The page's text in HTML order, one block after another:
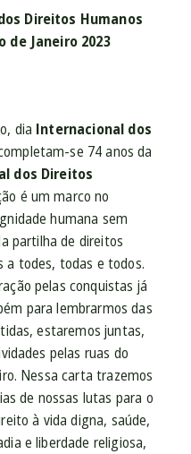
Direitos Humanos
de Janeiro 2023
dia Internacional dos
se 74 anos da
dos Direitos
é um marco no
humana sem
partilha de direitos
a todes, todas e todos.
pelas conquistas já
para lembrarmos das
estaremos juntas,
pelas ruas do
Nessa carta trazemos
de nossas lutas para o
à vida digna, saúde,
e liberdade religiosa,